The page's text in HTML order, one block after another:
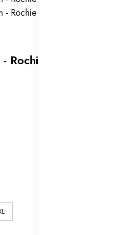
Rochie Mariner